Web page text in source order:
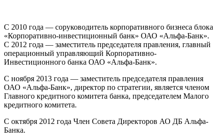
С 2010 года — соруководитель корпоративного бизнеса блока
«Корпоративно-инвестиционный банк» ОАО «Альфа-Банк».
С 2012 года — заместитель председателя правления, главный
операционный управляющий Корпоративно-
Инвестиционного банка ОАО «Альфа-Банк».
C ноября 2013 года — заместитель председателя правления
ОАО «Альфа-Банк», директор по стратегии, является членом
Главного кредитного комитета банка, председателем Малого
кредитного комитета.
С октября 2012 года Член Совета Директоров АО ДБ Альфа-
Банка.